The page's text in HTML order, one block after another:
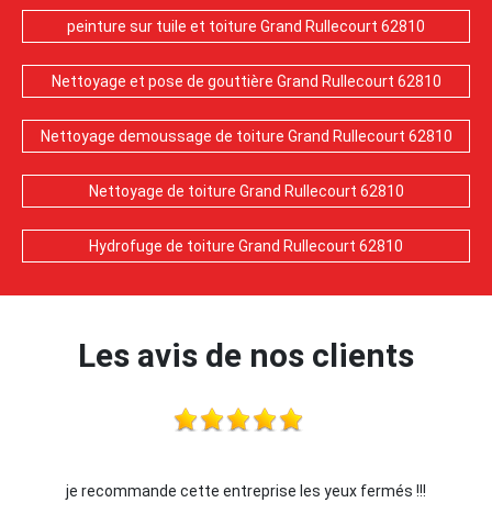
peinture sur tuile et toiture Grand Rullecourt 62810
Nettoyage et pose de gouttière Grand Rullecourt 62810
Nettoyage demoussage de toiture Grand Rullecourt 62810
Nettoyage de toiture Grand Rullecourt 62810
Hydrofuge de toiture Grand Rullecourt 62810
Les avis de nos clients
je recommande cette entreprise les yeux fermés !!!